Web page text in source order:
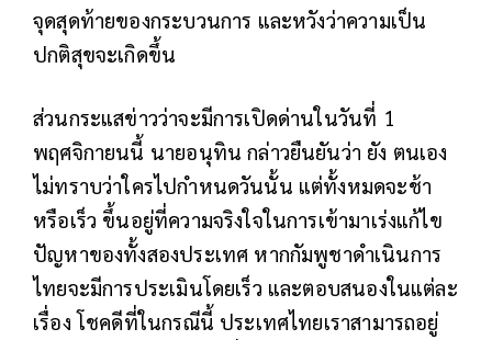
จุดสุดท้ายของกระบวนการ และหวังว่าความเป็น
ปกติสุขจะเกิดขึ้น
ส่วนกระแสข่าวว่าจะมีการเปิดด่านในวันที่ 1
พฤศจิกายนนี้ นายอนุทิน กล่าวยืนยันว่า ยัง ตนเอง
ไม่ทราบว่าใครไปกำหนดวันนั้น แต่ทั้งหมดจะช้า
หรือเร็ว ขึ้นอยู่ที่ความจริงใจในการเข้ามาเร่งแก้ไข
ปัญหาของทั้งสองประเทศ หากกัมพูชาดำเนินการ
ไทยจะมีการประเมินโดยเร็ว และตอบสนองในแต่ละ
เรื่อง โชคดีที่ในกรณีนี้ ประเทศไทยเราสามารถอยู่